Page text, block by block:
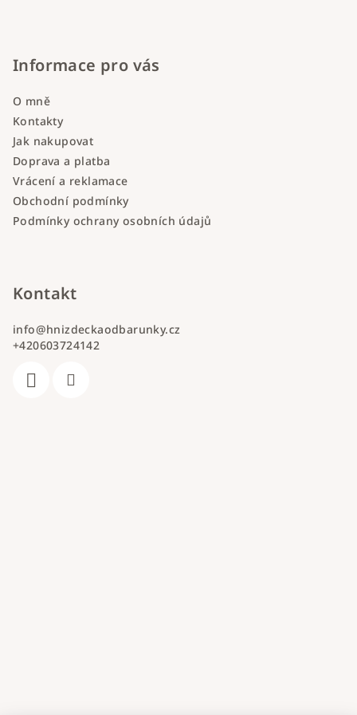
Informace pro vás
O mně
Kontakty
Jak nakupovat
Doprava a platba
Vrácení a reklamace
Obchodní podmínky
Podmínky ochrany osobních údajů
Kontakt
info@hnizdeckaodbarunky.cz
+420603724142